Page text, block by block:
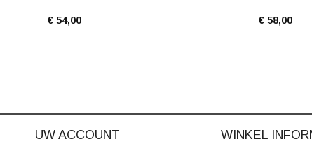
€ 54,00 € 58,00
UW ACCOUNT WINKEL